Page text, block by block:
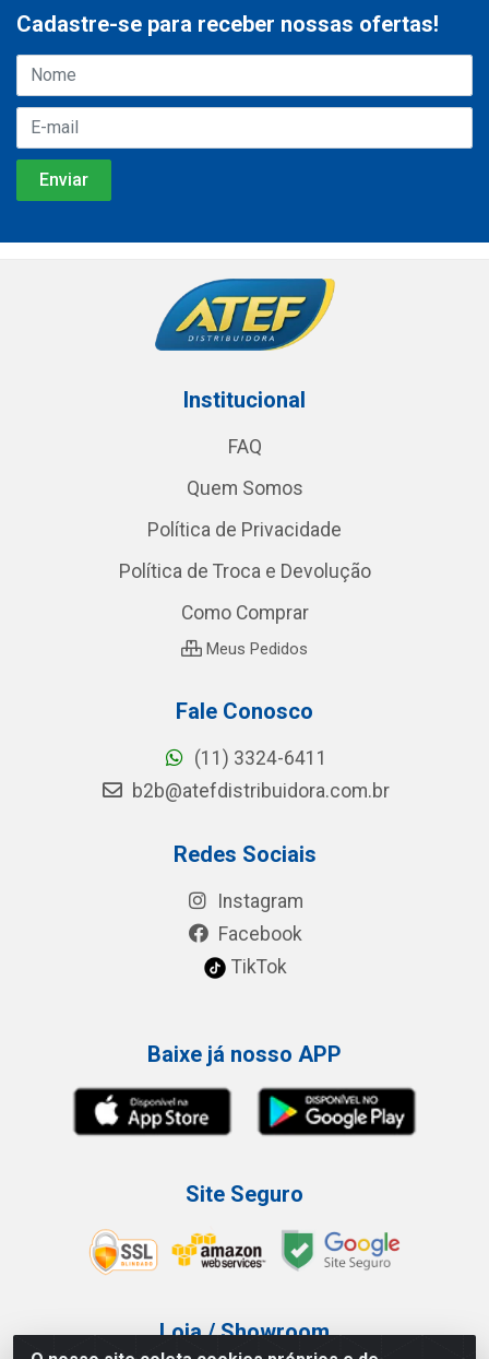
Cadastre-se para receber nossas ofertas!
Institucional
FAQ
Quem Somos
Política de Privacidade
Política de Troca e Devolução
Como Comprar
Meus Pedidos
Fale Conosco
(11) 3324-6411
b2b@atefdistribuidora.com.br
Redes Sociais
Instagram
Facebook
TikTok
Baixe já nosso APP
Site Seguro
Loja / Showroom